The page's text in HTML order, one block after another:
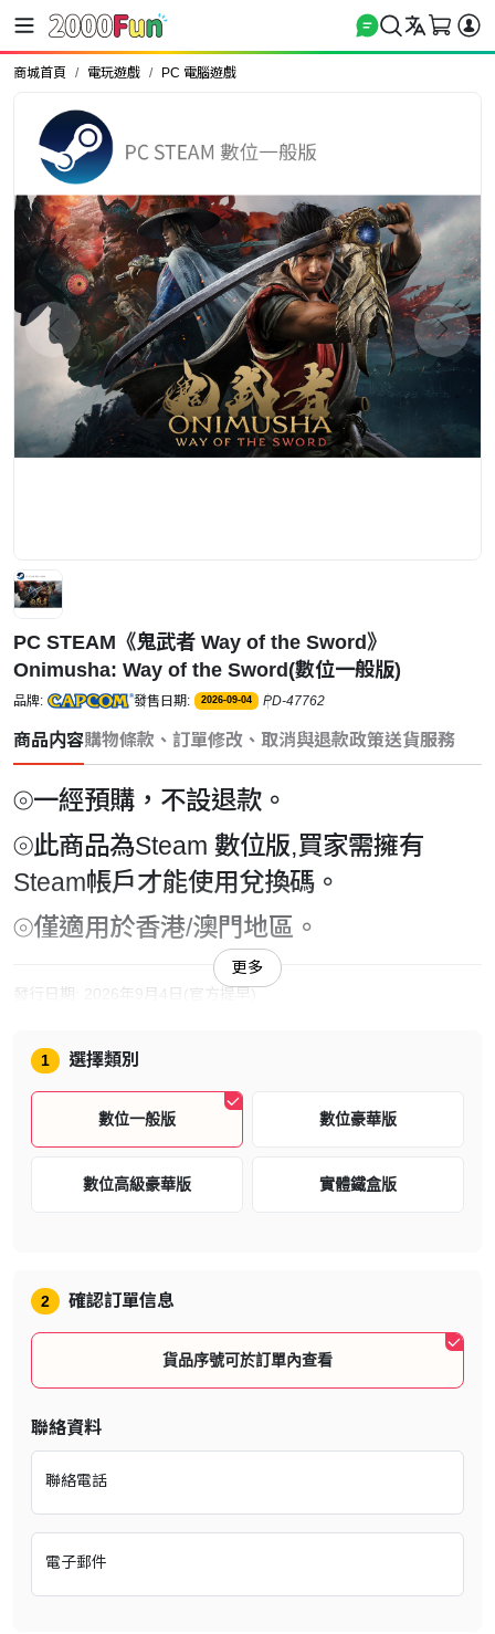
商城首頁 電玩遊戲 PC 電腦遊戲
PC STEAM《鬼武者 Way of the Sword》
Onimusha: Way of the Sword(數位一般版)
品牌: 發售日期: 2026-09-04 PD-47762
商品内容購物條款、訂單修改、取消與退款政策送貨服務
⦾一經預購，不設退款。
⦾此商品為Steam 數位版,買家需擁有
Steam帳戶才能使用兌換碼。
⦾僅適用於香港/澳門地區。
發行日期: 2026年9月4日(官方提早)
波蘭文、阿拉伯文、巴西葡萄牙文、拉丁美洲西班牙文、繁體中文、
【預約特典】
可以在遊戲中使用的御守和刀裝組合。
※裝備御守可以強化宮本武藏的能力。
※可在「主選單」內的「裝備」更換御守。
※預約特典日後有可能提供其他獲取途徑。
更多
1 選擇類別
數位一般版 數位豪華版
數位高級豪華版 實體鐵盒版
2 確認訂單信息
貨品序號可於訂單內查看
聯絡資料
聯絡電話
電子郵件